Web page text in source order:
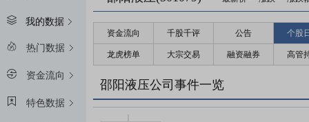
我的数据
热门数据
资金流向
特色数据
资金流向 千股千评 公告 个股
龙虎榜单 大宗交易 融资融券 高管
邵阳液压公司事件一览